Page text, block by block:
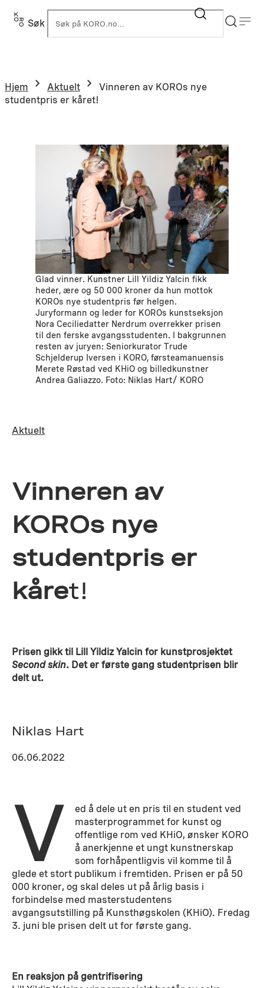
Hopp
Søk
Hjem Aktuelt
Vinneren av KOROs nye
studentpris er kåret!
Glad vinner. Kunstner Lill Yildiz Yalcin fikk
heder, ære og 50 000 kroner da hun mottok
KOROs nye studentpris før helgen.
Juryformann og leder for KOROs kunstseksjon
Nora Ceciliedatter Nerdrum overrekker prisen
til den ferske avgangsstudenten. I bakgrunnen
resten av juryen: Seniorkurator Trude
Schjelderup Iversen i KORO, førsteamanuensis
Merete Røstad ved KHiO og billedkunstner
Andrea Galiazzo. Foto: Niklas Hart/ KORO
Aktuelt
Vinneren av
KOROs nye
studentpris er
kåret!
Prisen gikk til Lill Yildiz Yalcin for kunstprosjektet
Second skin. Det er første gang studentprisen blir
delt ut.
Niklas Hart
06.06.2022
V
ed å dele ut en pris til en student ved
masterprogrammet for kunst og
offentlige rom ved KHiO, ønsker KORO
å anerkjenne et ungt kunstnerskap
som forhåpentligvis vil komme til å
glede et stort publikum i fremtiden. Prisen er på 50
000 kroner, og skal deles ut på årlig basis i
forbindelse med masterstudentens
avgangsutstilling på Kunsthøgskolen (KHiO). Fredag
3. juni ble prisen delt ut for første gang.
En reaksjon på gentrifisering